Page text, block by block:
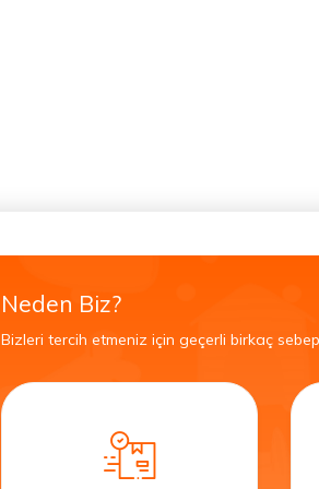
Neden Biz?
Bizleri tercih etmeniz için geçerli birkaç